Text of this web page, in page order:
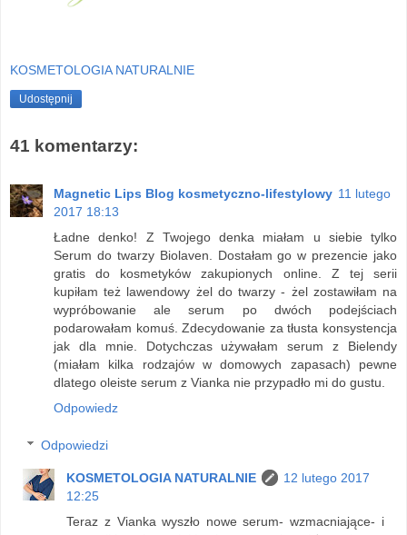
KOSMETOLOGIA NATURALNIE
Udostępnij
41 komentarzy:
Magnetic Lips Blog kosmetyczno-lifestylowy 11 lutego
2017 18:13
Ładne denko! Z Twojego denka miałam u siebie tylko
Serum do twarzy Biolaven. Dostałam go w prezencie jako
gratis do kosmetyków zakupionych online. Z tej serii
kupiłam też lawendowy żel do twarzy - żel zostawiłam na
wypróbowanie ale serum po dwóch podejściach
podarowałam komuś. Zdecydowanie za tłusta konsystencja
jak dla mnie. Dotychczas używałam serum z Bielendy
(miałam kilka rodzajów w domowych zapasach) pewne
dlatego oleiste serum z Vianka nie przypadło mi do gustu.
Odpowiedz
Odpowiedzi
KOSMETOLOGIA NATURALNIE
12 lutego 2017
12:25
Teraz z Vianka wyszło nowe serum- wzmacniające- i